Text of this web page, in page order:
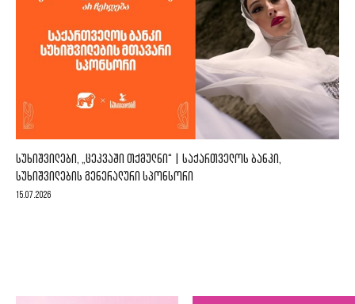
ᲡᲣᲮᲘᲨᲕᲘᲚᲔᲑᲘ, „ᲪᲔᲙᲕᲐᲨᲘ ᲗᲥᲛᲣᲚᲜᲘ“ | ᲡᲐᲥᲐᲠᲗᲕᲔᲚᲝᲡ ᲑᲐᲜᲙᲘ,
ᲡᲣᲮᲘᲨᲕᲘᲚᲔᲑᲘᲡ ᲒᲔᲜᲔᲠᲐᲚᲣᲠᲘ ᲡᲞᲝᲜᲡᲝᲠᲘ
15.07.2026